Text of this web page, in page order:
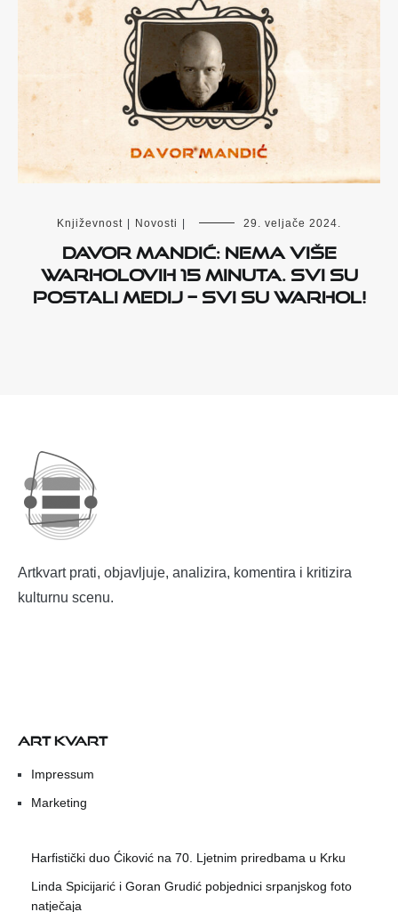
Književnost Novosti 29. veljače 2024.
Davor Mandić: Nema više
Warholovih 15 minuta. Svi su
postali medij – svi su Warhol!
Artkvart prati, objavljuje, analizira, komentira i kritizira
kulturnu scenu.
ART KVART
Impressum
Marketing
Harfistički duo Ćiković na 70. Ljetnim priredbama u Krku
Linda Spicijarić i Goran Grudić pobjednici srpanjskog foto
natječaja